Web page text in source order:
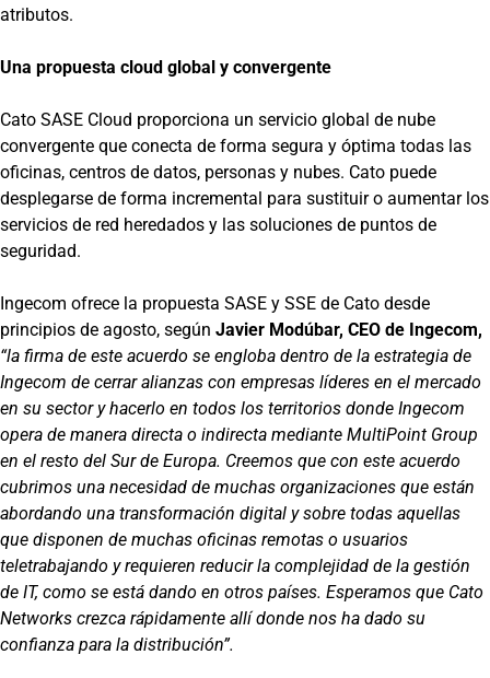
atributos.
Una propuesta cloud global y convergente
Cato SASE Cloud proporciona un servicio global de nube
convergente que conecta de forma segura y óptima todas las
oficinas, centros de datos, personas y nubes. Cato puede
desplegarse de forma incremental para sustituir o aumentar los
servicios de red heredados y las soluciones de puntos de
seguridad.
Ingecom ofrece la propuesta SASE y SSE de Cato desde
principios de agosto, según Javier Modúbar, CEO de Ingecom,
“la firma de este acuerdo se engloba dentro de la estrategia de
Ingecom de cerrar alianzas con empresas líderes en el mercado
en su sector y hacerlo en todos los territorios donde Ingecom
opera de manera directa o indirecta mediante MultiPoint Group
en el resto del Sur de Europa. Creemos que con este acuerdo
cubrimos una necesidad de muchas organizaciones que están
abordando una transformación digital y sobre todas aquellas
que disponen de muchas oficinas remotas o usuarios
teletrabajando y requieren reducir la complejidad de la gestión
de IT, como se está dando en otros países. Esperamos que Cato
Networks crezca rápidamente allí donde nos ha dado su
confianza para la distribución”.